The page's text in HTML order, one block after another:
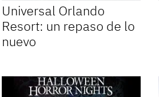
Universal Orlando
Resort: un repaso de lo
nuevo